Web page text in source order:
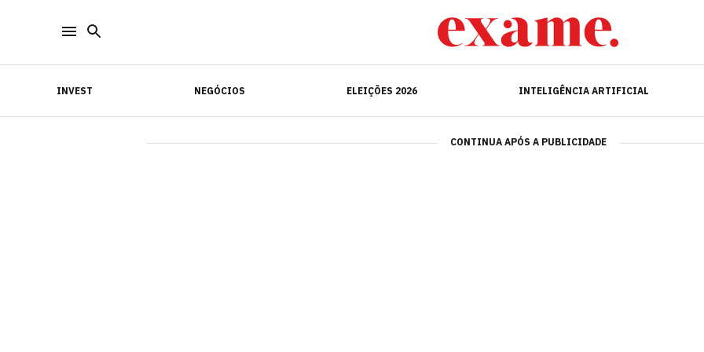
INVEST NEGÓCIOS ELEIÇÕES 2026 INTELIGÊNCIA ARTIFICIAL
INVEST INTELIGÊNCIA ARTIFICIAL
CONTINUA APÓS A PUBLICIDADE